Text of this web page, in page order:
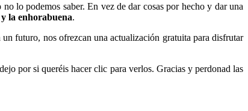
lo podemos saber. En vez de dar cosas por hecho y dar una
la enhorabuena.
futuro, nos ofrezcan una actualización gratuita para disfrutar
por si queréis hacer clic para verlos. Gracias y perdonad las